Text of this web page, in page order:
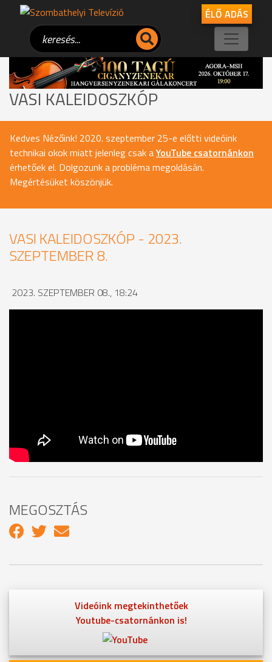
ÉLŐ ADÁS
VASI KALEIDOSZKÓP
Kedves Nézőink! 2020. szeptember 25-e előtti videóink
technikai okok miatt jelenleg csak aYouTube csatornánkon
érhetőek el. Dolgozunk a probléma megoldásán.
Megértésüket köszönjük.
VASI KALEIDOSZKÓP - 2023.
SZEPTEMBER 8.
2023. SZEPTEMBER 08., 18:24
MEGOSZTÁS
Videóink megtekinthetőek
Youtube-csatornánkon is!